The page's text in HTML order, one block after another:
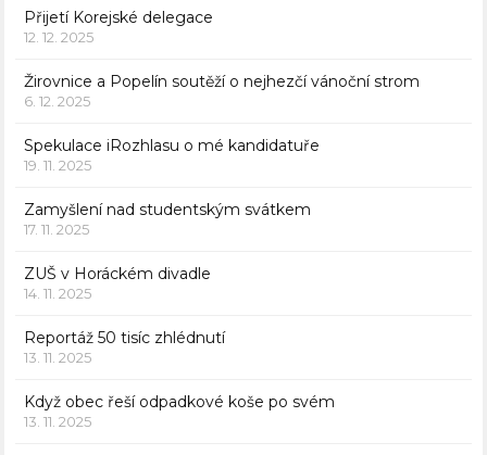
Přijetí Korejské delegace
12. 12. 2025
Žirovnice a Popelín soutěží o nejhezčí vánoční strom
6. 12. 2025
Spekulace iRozhlasu o mé kandidatuře
19. 11. 2025
Zamyšlení nad studentským svátkem
17. 11. 2025
ZUŠ v Horáckém divadle
14. 11. 2025
Reportáž 50 tisíc zhlédnutí
13. 11. 2025
Když obec řeší odpadkové koše po svém
13. 11. 2025